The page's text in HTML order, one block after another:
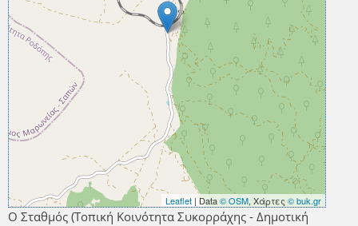
Leaflet | Data© OSM, Χάρτες © buk.gr
Ο Σταθμός (Τοπική Κοινότητα Συκορράχης - Δημοτική